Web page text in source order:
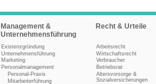
Management &
Unternehmensführung
Existenzgründung
Unternehmensführung
Marketing
Personalmanagement
Personal-Praxis
Mitarbeiterführung
Recht & Urteile
Arbeitsrecht
Wirtschaftsrecht
Verbraucher
Betriebsrat
Altersvorsorge &
Sozialversicherungen